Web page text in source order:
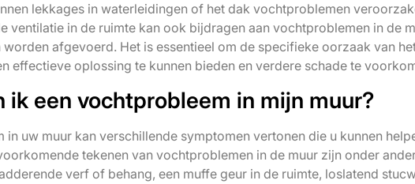
lekkages in waterleidingen of het dak vochtproblemen
ventilatie in de ruimte kan ook bijdragen aan vochtproblemen in de
worden afgevoerd. Het is essentieel om de specifieke oorzaak van
effectieve oplossing te kunnen bieden en verdere schade te
ik een vochtprobleem in mijn muur?
in uw muur kan verschillende symptomen vertonen die u kunnen
tekenen van vochtproblemen in de muur zijn onder
verf of behang, een muffe geur in de ruimte, loslatend